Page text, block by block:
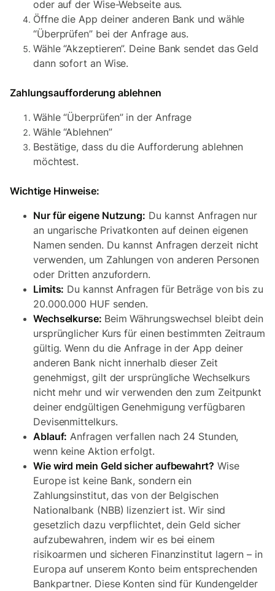
oder auf der Wise-Webseite aus.
Öffne die App deiner anderen Bank und wähle
“Überprüfen” bei der Anfrage aus.
Wähle “Akzeptieren”. Deine Bank sendet das Geld
dann sofort an Wise.
Zahlungsaufforderung ablehnen
Wähle “Überprüfen” in der Anfrage
Wähle “Ablehnen”
Bestätige, dass du die Aufforderung ablehnen
möchtest.
Wichtige Hinweise:
Nur für eigene Nutzung: Du kannst Anfragen nur
an ungarische Privatkonten auf deinen eigenen
Namen senden. Du kannst Anfragen derzeit nicht
verwenden, um Zahlungen von anderen Personen
oder Dritten anzufordern.
Limits: Du kannst Anfragen für Beträge von bis zu
20.000.000 HUF senden.
Wechselkurse: Beim Währungswechsel bleibt dein
ursprünglicher Kurs für einen bestimmten Zeitraum
gültig. Wenn du die Anfrage in der App deiner
anderen Bank nicht innerhalb dieser Zeit
genehmigst, gilt der ursprüngliche Wechselkurs
nicht mehr und wir verwenden den zum Zeitpunkt
deiner endgültigen Genehmigung verfügbaren
Devisenmittelkurs.
Ablauf: Anfragen verfallen nach 24 Stunden,
wenn keine Aktion erfolgt.
Wie wird mein Geld sicher aufbewahrt? Wise
Europe ist keine Bank, sondern ein
Zahlungsinstitut, das von der Belgischen
Nationalbank (NBB) lizenziert ist. Wir sind
gesetzlich dazu verpflichtet, dein Geld sicher
aufzubewahren, indem wir es bei einem
risikoarmen und sicheren Finanzinstitut lagern – in
Europa auf unserem Konto beim entsprechenden
Bankpartner. Diese Konten sind für Kundengelder